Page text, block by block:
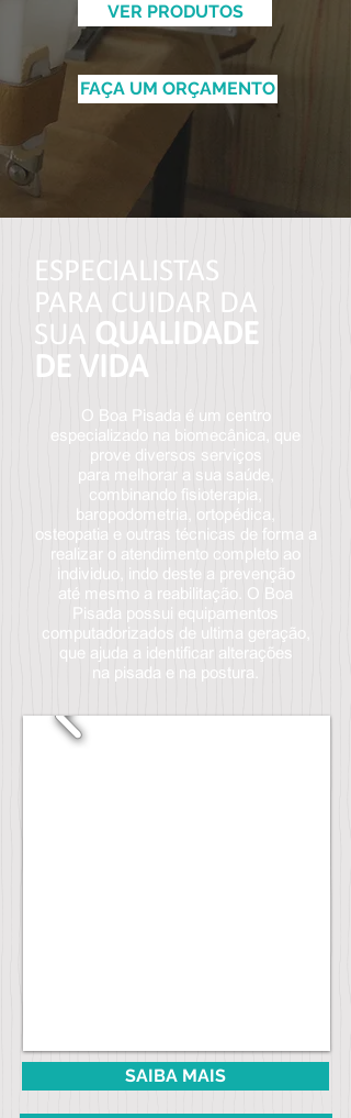
VER PRODUTOS
FAÇA UM ORÇAMENTO
O Boa Pisada é um centro
especializado na biomecânica, que
prove diversos serviços
para melhorar a sua saúde,
combinando fisioterapia,
baropodometria, ortopédica,
osteopatia e outras técnicas de forma a
realizar o atendimento completo ao
individuo, indo deste a prevenção
até mesmo a reabilitação. O Boa
Pisada possui equipamentos
computadorizados de ultima geração,
que ajuda a identificar alterações
na pisada e na postura.
ESPECIALISTAS
PARA CUIDAR DA
SUA QUALIDADE
DE VIDA
SAIBA MAIS